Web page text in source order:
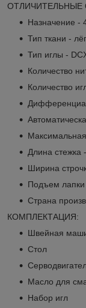
ОТЛИЧИТЕЛЬНЫЕ
Назначение -
Тип ткани -
Тип иглы -
Количество
Количество
Длина стежка
Ширина
Подъем
Страна
КОМПЛЕКТАЦИЯ:
Швейная
Стол
Масло для
Набор игл